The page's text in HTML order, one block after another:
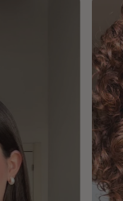
ácido hialurónico
B6 (clorhidrato de
B12